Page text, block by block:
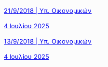
21/9/2018 | Υπ. Οικονομικών
4 Ιουλίου 2025
13/9/2018 | Υπ. Οικονομικών
4 Ιουλίου 2025